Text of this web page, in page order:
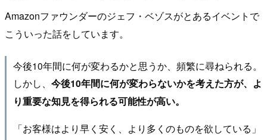
Amazonファウンダーのジェフ・ベゾスがとあるイベントで
こういった話をしています。
今後10年間に何が変わるかと思うか、頻繁に尋ねられる。
しかし、 今後10年間に何が変わらないかを考えた方が、よ
り重要な知見を得られる可能性が高い。
「お客様はより早く安く、より多くのものを欲している」